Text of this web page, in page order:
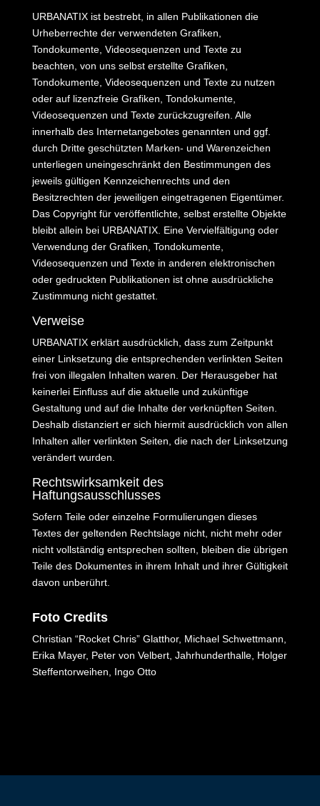
URBANATIX ist bestrebt, in allen Publikationen die
Urheberrechte der verwendeten Grafiken,
Tondokumente, Videosequenzen und Texte zu
beachten, von uns selbst erstellte Grafiken,
Tondokumente, Videosequenzen und Texte zu nutzen
oder auf lizenzfreie Grafiken, Tondokumente,
Videosequenzen und Texte zurückzugreifen. Alle
innerhalb des Internetangebotes genannten und ggf.
durch Dritte geschützten Marken- und Warenzeichen
unterliegen uneingeschränkt den Bestimmungen des
jeweils gültigen Kennzeichenrechts und den
Besitzrechten der jeweiligen eingetragenen Eigentümer.
Das Copyright für veröffentlichte, selbst erstellte Objekte
bleibt allein bei URBANATIX. Eine Vervielfältigung oder
Verwendung der Grafiken, Tondokumente,
Videosequenzen und Texte in anderen elektronischen
oder gedruckten Publikationen ist ohne ausdrückliche
Zustimmung nicht gestattet.
Verweise
URBANATIX erklärt ausdrücklich, dass zum Zeitpunkt
einer Linksetzung die entsprechenden verlinkten Seiten
frei von illegalen Inhalten waren. Der Herausgeber hat
keinerlei Einfluss auf die aktuelle und zukünftige
Gestaltung und auf die Inhalte der verknüpften Seiten.
Deshalb distanziert er sich hiermit ausdrücklich von allen
Inhalten aller verlinkten Seiten, die nach der Linksetzung
verändert wurden.
Rechtswirksamkeit des
Haftungsausschlusses
Sofern Teile oder einzelne Formulierungen dieses
Textes der geltenden Rechtslage nicht, nicht mehr oder
nicht vollständig entsprechen sollten, bleiben die übrigen
Teile des Dokumentes in ihrem Inhalt und ihrer Gültigkeit
davon unberührt.
Foto Credits
Christian “Rocket Chris” Glatthor, Michael Schwettmann,
Erika Mayer, Peter von Velbert, Jahrhunderthalle, Holger
Steffentorweihen, Ingo Otto